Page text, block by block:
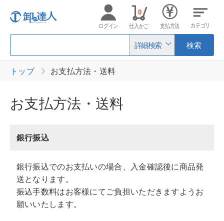
詳細検索 検索
ログイン 仕入かご
0
支払方法 カテゴリ
トップ お支払方法・送料
お支払方法・送料
銀行振込
銀行振込でのお支払いの場合、入金確認後に商品発
送となります。
振込手数料はお客様にてご負担いただきますようお
願いいたします。